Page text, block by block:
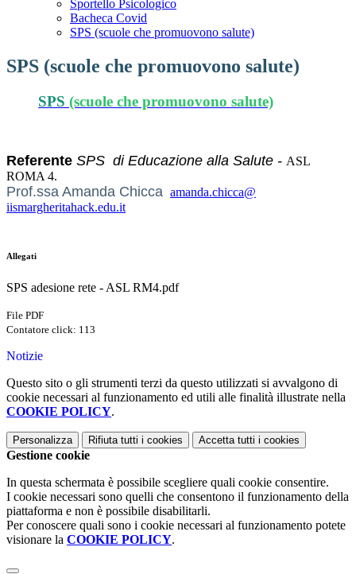
Sportello Psicologico
Bacheca Covid
SPS (scuole che promuovono salute)
SPS (scuole che promuovono salute)
SPS (scuole che promuovono salute)
Referente SPS di Educazione alla Salute - ASL
ROMA 4.
Prof.ssa Amanda Chicca amanda.chicca@
iismargheritahack.edu.it
Allegati
SPS adesione rete - ASL RM4.pdf
File PDF
Contatore click: 113
Notizie
Questo sito o gli strumenti terzi da questo utilizzati si avvalgono di
cookie necessari al funzionamento ed utili alle finalità illustrate nella
COOKIE POLICY.
Personalizza Rifiuta tutti i cookies Accetta tutti i cookies
Gestione cookie
In questa schermata è possibile scegliere quali cookie consentire.
I cookie necessari sono quelli che consentono il funzionamento della
piattaforma e non è possibile disabilitarli.
Per conoscere quali sono i cookie necessari al funzionamento potete
visionare la COOKIE POLICY.